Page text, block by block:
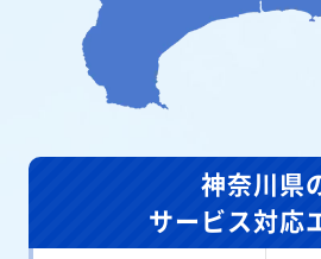
神奈川県
サービス対応